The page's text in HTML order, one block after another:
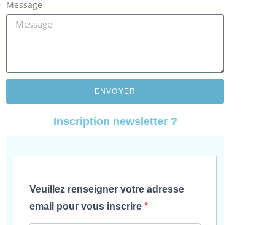
Message
ENVOYER
Inscription newsletter ?
Veuillez renseigner votre adresse
email pour vous inscrire